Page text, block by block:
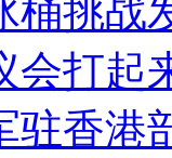
桶挑战
会打起
驻香港